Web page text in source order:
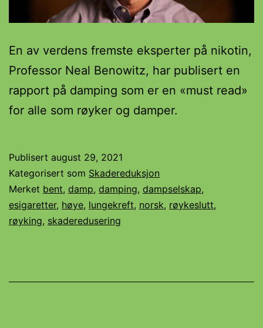
En av verdens fremste eksperter på nikotin,
Professor Neal Benowitz, har publisert en
rapport på damping som er en «must read»
for alle som røyker og damper.
Publisert august 29, 2021
Kategorisert som Skadereduksjon
Merket bent, damp, damping, dampselskap,
esigaretter, høye, lungekreft, norsk, røykeslutt,
røyking, skaderedusering